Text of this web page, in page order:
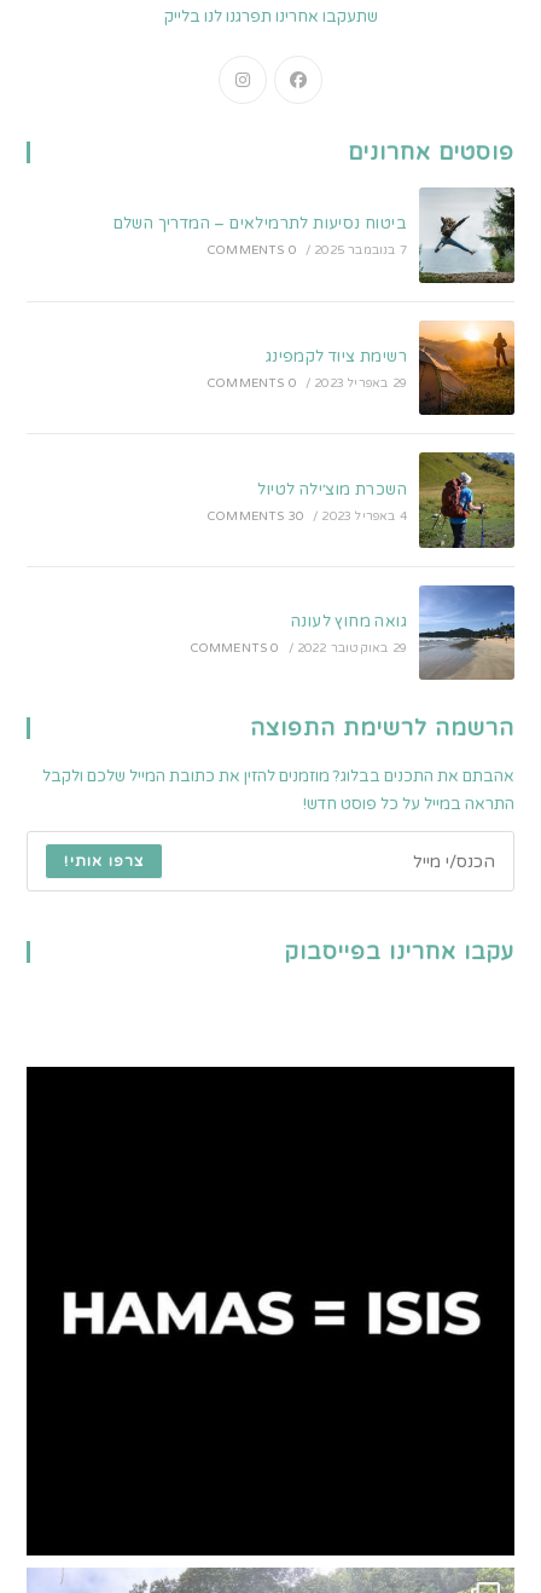
שתעקבו אחרינו תפרגנו לנו בלייק
Opens
פוסטים אחרונים
ביטוח נסיעות לתרמילאים – המדריך השלם
7 בנובמבר 2025 /
0 COMMENTS
רשימת ציוד לקמפינג
29 באפריל 2023 /
0 COMMENTS
השכרת מוצ׳ילה לטיול
4 באפריל 2023 /
30 COMMENTS
גואה מחוץ לעונה
29 באוקטובר 2022 /
0 COMMENTS
הרשמה לרשימת התפוצה
אהבתם את התכנים בבלוג? מוזמנים להזין את כתובת המייל שלכם ולקבל
התראה במייל על כל פוסט חדש!
צרפו אותי!
עקבו אחרינו בפייסבוק